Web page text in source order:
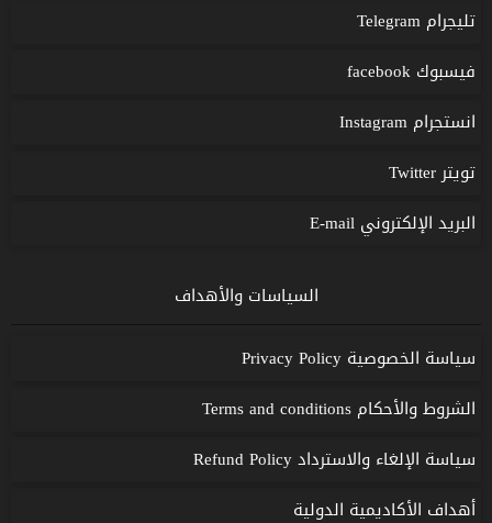
تليجرام Telegram
فيسبوك facebook
انستجرام Instagram
تويتر Twitter
البريد الإلكتروني E-mail
السياسات والأهداف
سياسة الخصوصية Privacy Policy
الشروط والأحكام Terms and conditions
سياسة الإلغاء والاسترداد Refund Policy
أهداف الأكاديمية الدولية